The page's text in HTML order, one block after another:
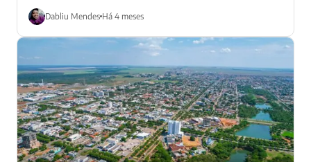
brasileiros
Dabliu Mendes Há 4 meses